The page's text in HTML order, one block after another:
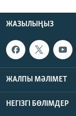
ЖАЗЫЛЫҢЫЗ
ЖАЛПЫ МӘЛІМЕТ
НЕГІЗГІ БӨЛІМДЕР